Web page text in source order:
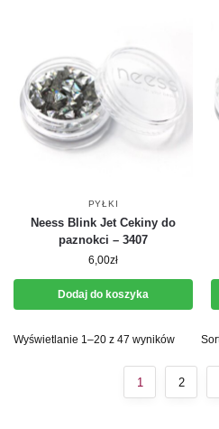
PYŁKI
Neess Blink Jet Cekiny do
paznokci – 3407
6,00zł
Dodaj do koszyka
Wyświetlanie 1–20 z 47 wyników
1 2